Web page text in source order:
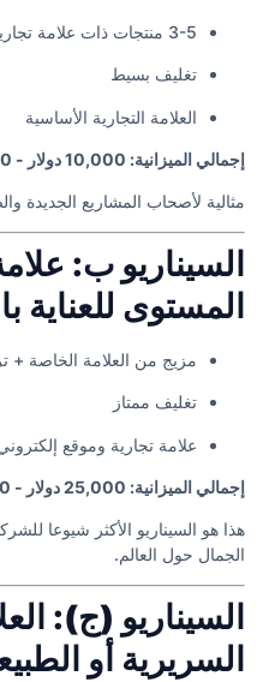
3-5 منتجات ذات علامة تجارية خاصة
تغليف بسيط
العلامة التجارية الأساسية
إجمالي الميزانية: 10,000 دولار - 25,000 دولار
مثالية لأصحاب المشاريع الجديدة
السيناريو ب:
المستوى للعناية
مزيج من العلامة الخاصة +
تغليف ممتاز
علامة تجارية وموقع
إجمالي الميزانية: 25,000 دولار - 60,000 دولار
هذا هو السيناريو الأكثر شيوعا
الجمال حول العالم.
السيناريو (ج):
السريرية أو